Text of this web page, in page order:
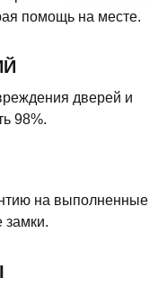
помощь на месте.
дверей и
98%.
на выполненные
замки.